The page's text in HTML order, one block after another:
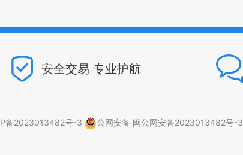
安全交易 专业护航
备2023013482号-3 公网安备 闽公网安备2023013482号-3